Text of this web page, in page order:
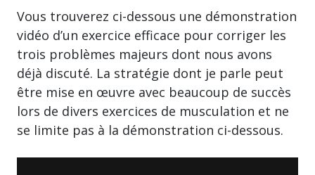
Vous trouverez ci-dessous une démonstration
vidéo d’un exercice efficace pour corriger les
trois problèmes majeurs dont nous avons
déjà discuté. La stratégie dont je parle peut
être mise en œuvre avec beaucoup de succès
lors de divers exercices de musculation et ne
se limite pas à la démonstration ci-dessous.